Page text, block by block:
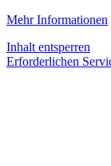
Mehr Informationen
Inhalt entsperren
Erforderlichen